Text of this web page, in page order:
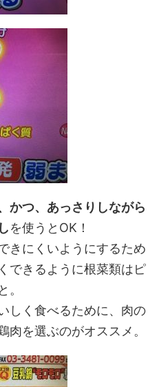
かつ、あっさりしながら
を使うとOK！
きにくいようにするため
できるように根菜類はピ
。
しく食べるために、肉の
肉を選ぶのがオススメ。